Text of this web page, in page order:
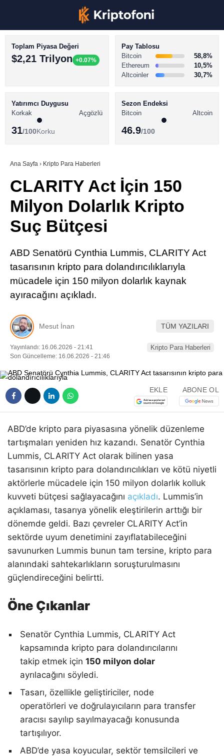
Youtube
TikTok
LinkedIn
BİTCOİN HABERLERİ
ALTCOİN HABERLERİ
SÖZLÜK
Toplam Piyasa Değeri
$2,21 Trilyon +0.07%
Pay Tablosu
Bitcoin
58,8%
Ethereum
10,5%
Altcoinler
30,7%
Yatırımcı Duygusu
Korkak
Açgözlü
31/100Korku
Sezon Endeksi
Bitcoin
Altcoin
46.9/100
Ana Sayfa › Kripto Para Haberleri
CLARITY Act İçin 150
Milyon Dolarlık Kripto
Suç Bütçesi
ABD Senatörü Cynthia Lummis, CLARITY Act
tasarısının kripto para dolandırıcılıklarıyla
mücadele için 150 milyon dolarlık kaynak
ayıracağını açıkladı.
Mesut İnan TÜM YAZILARI
Yayınlandı: 16.06.2026 - 21:41
Son Güncelleme: 16.06.2026 - 21:46
Kripto Para Haberleri
EKLE ABONE OL
ABD’de kripto para piyasasına yönelik düzenleme
tartışmaları yeniden hız kazandı. Senatör Cynthia
Lummis, CLARITY Act olarak bilinen yasa
tasarısının kripto para dolandırıcılıkları ve kötü niyetli
aktörlerle mücadele için 150 milyon dolarlık kolluk
kuvveti bütçesi sağlayacağını açıkladı. Lummis’in
açıklaması, tasarıya yönelik eleştirilerin arttığı bir
dönemde geldi. Bazı çevreler CLARITY Act’in
sektörde uyum denetimini zayıflatabileceğini
savunurken Lummis bunun tam tersine, kripto para
alanındaki sahtekarlıkların soruşturulmasını
güçlendireceğini belirtti.
Öne Çıkanlar
Senatör Cynthia Lummis, CLARITY Act
kapsamında kripto para dolandırıcılarını
takip etmek için 150 milyon dolar
ayrılacağını söyledi.
Tasarı, özellikle geliştiriciler, node
operatörleri ve doğrulayıcıların para transfer
aracısı sayılıp sayılmayacağı konusunda
tartışılıyor.
ABD’de yasa koyucular, sektör temsilcileri ve